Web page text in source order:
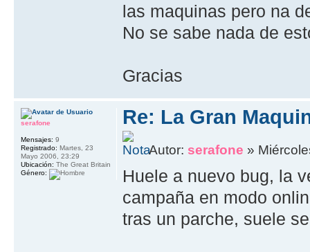
las maquinas pero na
No se sabe nada de
Gracias
Re: La Gran
Autor: serafone »
Huele a nuevo bug, la
campaña en modo
tras un parche, suele
serafone
Mensajes: 9
Registrado: Martes, 23
Mayo 2006, 23:29
Ubicación: The Great Britain
Género: